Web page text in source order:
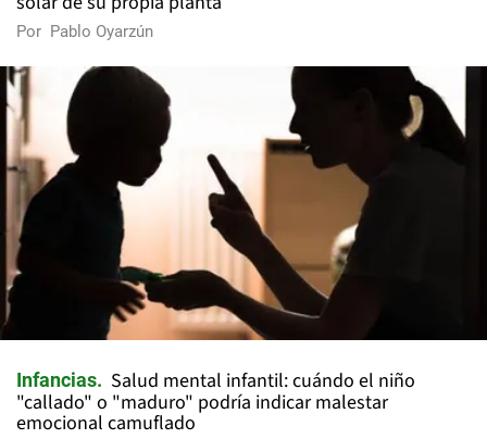
Por Pablo Oyarzún
Infancias
Salud mental infantil: cuándo el niño
"callado" o "maduro" podría indicar malestar
emocional camuflado